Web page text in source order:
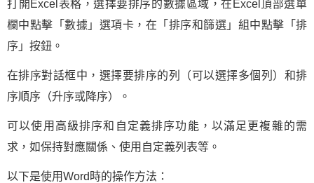
打開Excel表格，選擇要排序的數據區域，在Excel頂部選單
欄中點擊「數據」選項卡，在「排序和篩選」組中點擊「排
序」按鈕。
在排序對話框中，選擇要排序的列（可以選擇多個列）和排
序順序（升序或降序）。
可以使用高級排序和自定義排序功能，以滿足更複雜的需
求，如保持對應關係、使用自定義列表等。
以下是使用Word時的操作方法：